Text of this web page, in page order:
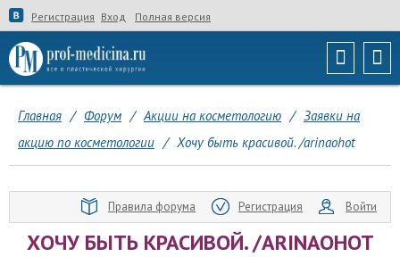
Регистрация Вход Полная версия
Главная / Форум / Акции на косметологию / Заявки на
акцию по косметологии / Хочу быть красивой. /arinaohot
Правила форума Регистрация Войти
ХОЧУ БЫТЬ КРАСИВОЙ. /ARINAOHOT